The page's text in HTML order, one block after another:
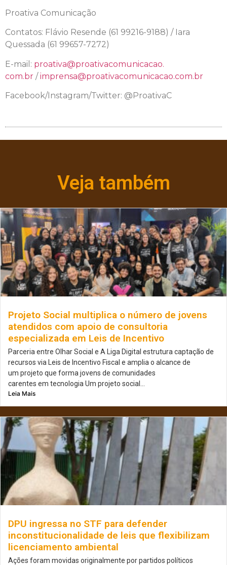
Proativa Comunicação
Contatos: Flávio Resende (61 99216-9188) / Iara
Quessada (61 99657-7272)
E-mail: proativa@proativacomunicacao.
com.br /imprensa@proativacomunicacao.com.br
Facebook/Instagram/Twitter: @ProativaC
Veja também
Projeto Social multiplica o número de jovens
atendidos com apoio de consultoria
especializada em Leis de Incentivo
Parceria entre Olhar Social e A Liga Digital estrutura captação de
recursos via Leis de Incentivo Fiscal e amplia o alcance de
um projeto que forma jovens de comunidades
carentes em tecnologia Um projeto social...
Leia Mais
DPU ingressa no STF para defender
inconstitucionalidade de leis que flexibilizam
licenciamento ambiental
Ações foram movidas originalmente por partidos políticos